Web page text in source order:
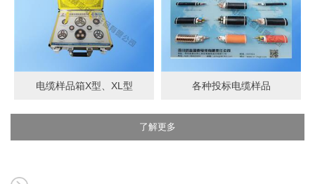
电缆样品箱X型、XL型 各种投标电缆样品
了解更多